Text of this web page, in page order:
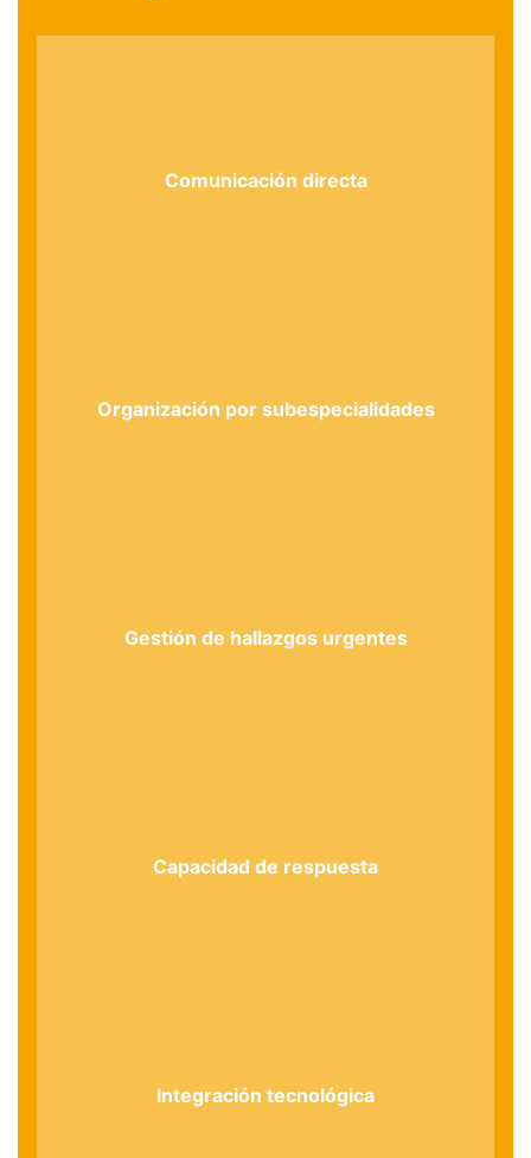
Comunicación directa
Organización por subespecialidades
Gestión de hallazgos urgentes
Capacidad de respuesta
Integración tecnológica